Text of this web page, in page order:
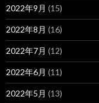
2022年9月 (15)
2022年8月 (16)
2022年7月 (12)
2022年6月 (11)
2022年5月 (13)